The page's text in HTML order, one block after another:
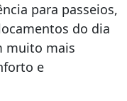
para passeios,
do dia
muito mais
e